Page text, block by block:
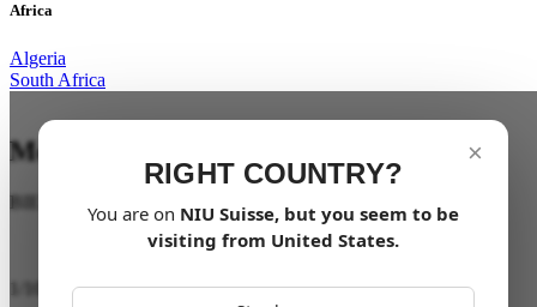
Africa
Algeria
South Africa
×
RIGHT COUNTRY?
You are on NIU Suisse, but you seem to be
visiting from United States.
Mobilité pour tous
BIENTÔT DISPONIBLE